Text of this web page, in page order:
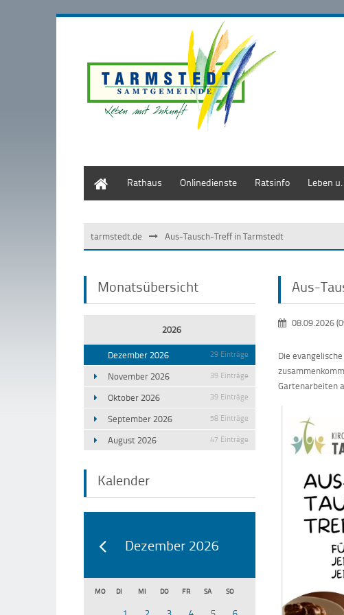
Rathaus Onlinedienste Ratsinfo Leben
tarmstedt.de Aus-Tausch-Treff in Tarmstedt
Monatsübersicht
2026
Dezember 2026 29 Einträge
November 2026 39 Einträge
Oktober 2026 39 Einträge
September 2026 58 Einträge
August 2026 47 Einträge
Kalender
Dezember 2026
MO DI MI DO FR SA SO
Aus-
08.09.2026
Die
Gartenarbeiten